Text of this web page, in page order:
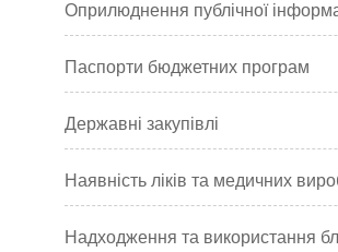
Оприлюднення публічної
Паспорти бюджетних програм
Державні закупівлі
Наявність ліків та медичних
Надходження та використання